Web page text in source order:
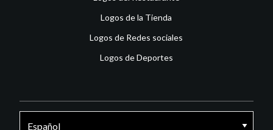
Logos de la Tienda
Logos de Redes sociales
Logos de Deportes